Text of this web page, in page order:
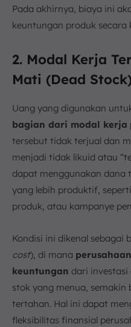
Pada akhirnya, biaya ini
keuntungan produk secara
2. Modal Kerja
Mati (Dead
Uang yang digunakan
bagian dari modal kerja
tersebut tidak terjual dan
menjadi tidak likuid atau
dapat menggunakan dana
yang lebih produktif,
produk, atau kampanye
Kondisi ini dikenal sebagai
cost), di mana
keuntungan dari investasi
stok yang menua, semakin
tertahan. Hal ini dapat
fleksibilitas finansial